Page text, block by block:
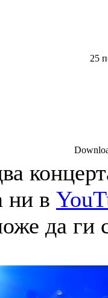
25
ни в
да ги